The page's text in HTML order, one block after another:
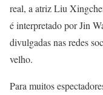
real, a atriz Liu
é interpretado por Jin
divulgadas nas redes
velho.
Para muitos